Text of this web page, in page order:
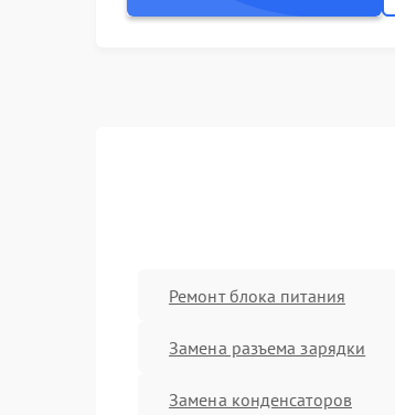
Ремонт блока питания
Замена разъема зарядки
Замена конденсаторов